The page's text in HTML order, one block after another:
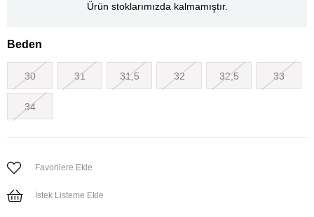
Ürün stoklarımızda kalmamıştır.
Beden
30 31 31,5 32 32,5 33
34
Favorilere Ekle
İstek Listeme Ekle